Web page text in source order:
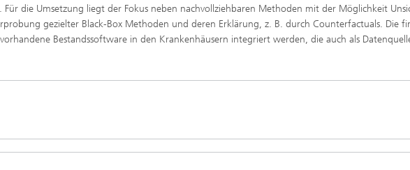
die Umsetzung liegt der Fokus neben nachvollziehbaren Methoden mit der Möglichkeit
gezielter Black-Box Methoden und deren Erklärung, z. B. durch Counterfactuals. Die
Bestandssoftware in den Krankenhäusern integriert werden, die auch als